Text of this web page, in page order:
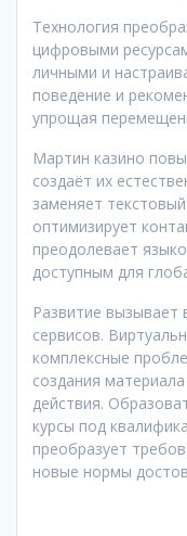
Технология
цифровыми
личными и
поведение и
упрощая
Мартин казино
создаёт их
заменяет
оптимизирует
преодолевает
доступным для
Развитие вызывает
сервисов.
комплексные
создания
действия.
курсы под
преобразует
новые нормы